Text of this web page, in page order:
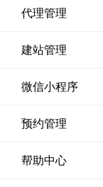
代理管理
建站管理
微信小程序
预约管理
帮助中心